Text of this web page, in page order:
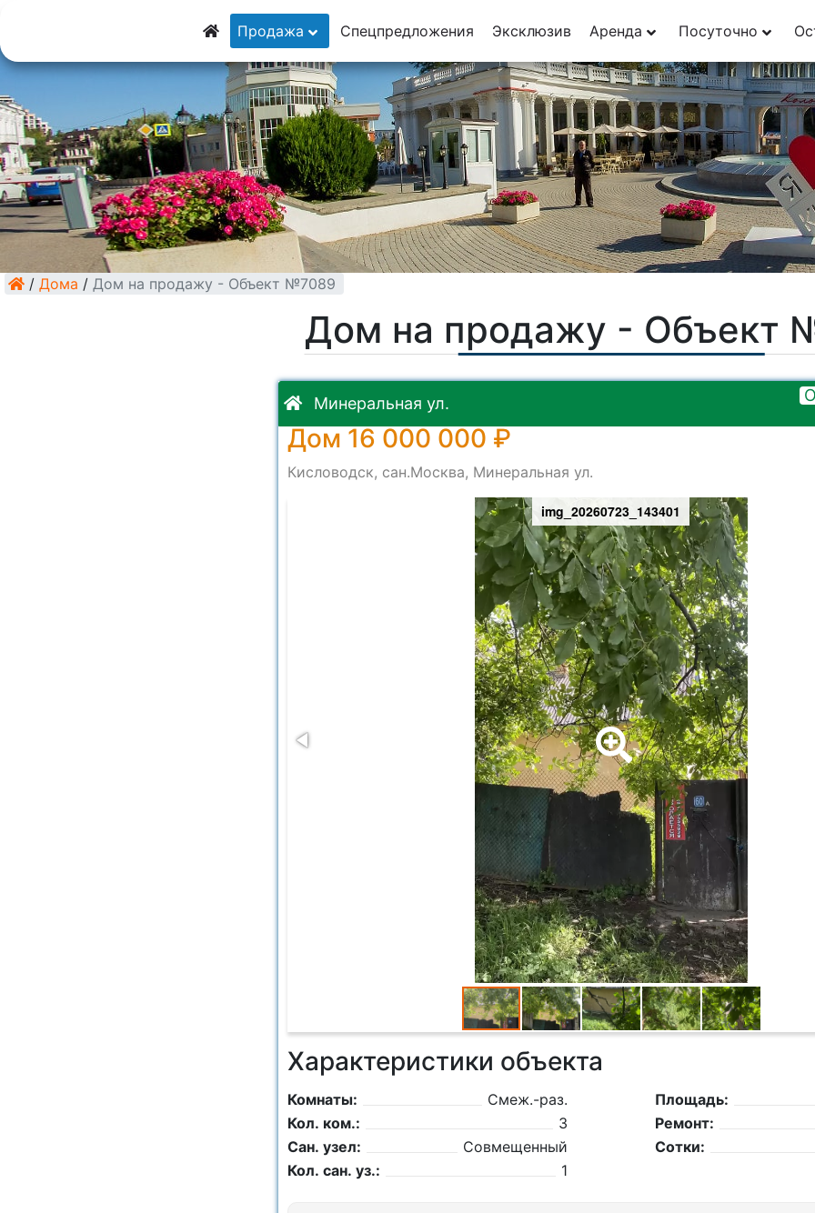
8 (928) 5555-929
8 (928) 3054-111
Продажа Спецпредложения Эксклюзив Аренда Посуточно
/ Дома / Дом на продажу - Объект №7089
Дом на продажу - Объект
Минеральная ул.
Дом 16 000 000 ₽
Кисловодск, сан.Москва, Минеральная ул.
img_20260723_143401
Характеристики объекта
Комнаты:
Смеж.-раз.
Кол. ком.:
3
Сан. узел:
Совмещенный
Кол. сан. уз.:
1
Площадь:
Ремонт:
Сотки: